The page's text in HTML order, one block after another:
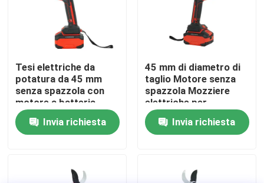
Contattaci
Chiedi un preventivo
Motosega della benzina
motosega elettrica
Tesi elettriche da
potatura da 45 mm
senza spazzola con
motore a batteria
Invia richiesta
45 mm di diametro di
taglio Motore senza
spazzola Mozziere
elettriche per
potatura con disegno
leggero da 1,3 kg
Invia richiesta